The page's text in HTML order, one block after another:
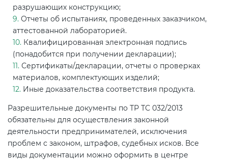
разрушающих конструкцию;
Отчеты об испытаниях, проведенных заказчиком,
аттестованной лабораторией.
Квалифицированная электронная подпись
(понадобится при получении декларации);
Сертификаты/декларации, отчеты о проверках
материалов, комплектующих изделий;
Иные доказательства соответствия продукта.
Разрешительные документы по ТР ТС 032/2013
обязательны для осуществления законной
деятельности предпринимателей, исключения
проблем с законом, штрафов, судебных исков. Все
виды документации можно оформить в центре